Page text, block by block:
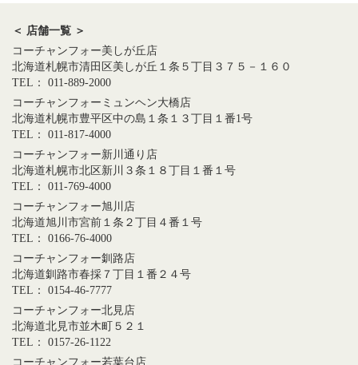
＜ 店舗一覧 ＞
コーチャンフォー美しが丘店
北海道札幌市清田区美しが丘１条５丁目３７５－１６０
TEL： 011-889-2000
コーチャンフォーミュンヘン大橋店
北海道札幌市豊平区中の島１条１３丁目１番1号
TEL： 011-817-4000
コーチャンフォー新川通り店
北海道札幌市北区新川３条１８丁目１番１号
TEL： 011-769-4000
コーチャンフォー旭川店
北海道旭川市宮前１条２丁目４番１号
TEL： 0166-76-4000
コーチャンフォー釧路店
北海道釧路市春採７丁目１番２４号
TEL： 0154-46-7777
コーチャンフォー北見店
北海道北見市並木町５２１
TEL： 0157-26-1122
コーチャンフォー若葉台店